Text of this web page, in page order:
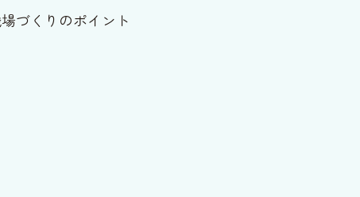
づくりのポイント